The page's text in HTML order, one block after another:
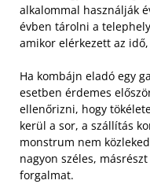
alkalommal használják
évben tárolni a
amikor elérkezett az
Ha kombájn eladó egy
esetben érdemes
ellenőrizni, hogy
kerül a sor, a szállítás
monstrum nem
nagyon széles,
forgalmat.